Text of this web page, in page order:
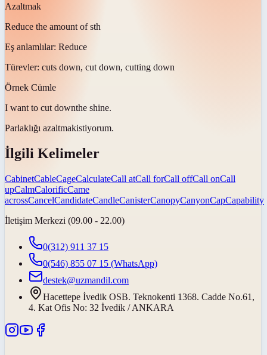
Azaltmak
Reduce the amount of sth
Eş anlamlılar: Reduce
Türevler: cuts down, cut down, cutting down
Örnek Cümle
I want to cut downthe shine.
Parlaklığı azaltmakistiyorum.
İlgili Kelimeler
CabinetCableCageCalculateCall atCall forCall offCall onCall
upCalmCalorificCame
acrossCancelCandidateCandleCanisterCanopyCanyonCapCapability
İletişim Merkezi (09.00 - 22.00)
0(312) 911 37 15
0(546) 855 07 15 (WhatsApp)
destek@uzmandil.com
Hacettepe İvedik OSB. Teknokenti 1368. Cadde No.61,
4. Kat Ofis No: 32 İvedik / ANKARA